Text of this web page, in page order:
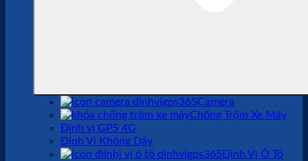
Camera
Chống Trộm Xe Máy
Định vị GPS 4G
Định Vị Không Dây
Định Vị Ô Tô